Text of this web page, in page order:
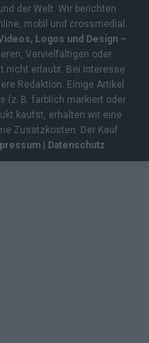
der Welt. Wir berichten
mobil und crossmedial.
Logos und Design –
Vervielfältigen oder
nicht erlaubt. Bei Interesse
Redaktion. Einige Artikel
(z. B. farblich markiert oder
kaufst, erhalten wir eine
Zusatzkosten. Der Kauf
| Datenschutz